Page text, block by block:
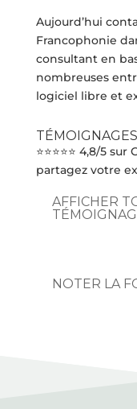
Aujourd’hui
Francophonie
consultant en
nombreuses
logiciel libre et
TÉMOIGNAGES
⭐⭐⭐⭐⭐ 4,8/5
partagez votre
AFFICHER
NOTER LA